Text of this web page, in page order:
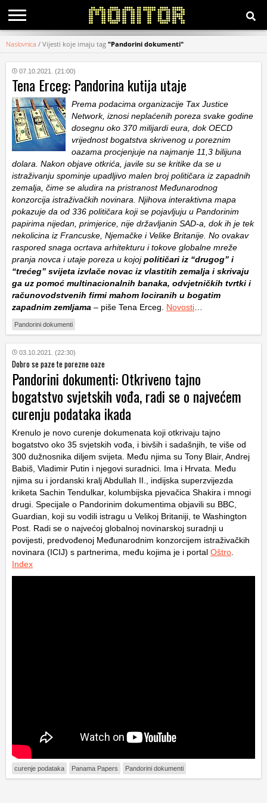
KATEGORIJE
HRVATSKI
WEB
Naslovnica / Vijesti koje imaju tag "Pandorini dokumenti"
07.10.2021. (21:00)
Tena Erceg: Pandorina kutija utaje
Prema podacima organizacije Tax Justice
Network, iznosi neplaćenih poreza svake godine
dosegnu oko 370 milijardi eura, dok OECD
vrijednost bogatstva skrivenog u poreznim
oazama procjenjuje na najmanje 11,3 bilijuna
dolara. Nakon objave otkrića, javile su se kritike da se u
istraživanju spominje upadljivo malen broj političara iz zapadnih
zemalja, čime se aludira na pristranost Međunarodnog
konzorcija istraživačkih novinara. Njihova interaktivna mapa
pokazuje da od 336 političara koji se pojavljuju u Pandorinim
papirima nijedan, primjerice, nije državljanin SAD-a, dok ih je tek
nekolicina iz Francuske, Njemačke i Velike Britanije. No ovakav
raspored snaga ocrtava arhitekturu i tokove globalne mreže
pranja novca i utaje poreza u kojojpolitičari iz “drugog” i
“trećeg” svijeta izvlače novac iz vlastitih zemalja i skrivaju
ga uz pomoć multinacionalnih banaka, odvjetničkih tvrtki i
računovodstvenih firmi mahom lociranih u bogatim
zapadnim zemljama – piše Tena Erceg. Novosti
Pandorini dokumenti
03.10.2021. (22:30)
Dobro se paze te porezne oaze
Pandorini dokumenti: Otkriveno tajno
bogatstvo svjetskih vođa, radi se o najvećem
curenju podataka ikada
Krenulo je novo curenje dokumenata koji otkrivaju tajno
bogatstvo oko 35 svjetskih vođa, i bivših i sadašnjih, te više od
300 dužnosnika diljem svijeta. Među njima su Tony Blair, Andrej
Babiš, Vladimir Putin i njegovi suradnici. Ima i Hrvata. Među
njima su i jordanski kralj Abdullah II., indijska superzvijezda
kriketa Sachin Tendulkar, kolumbijska pjevačica Shakira i mnogi
drugi. Specijale o Pandorinim dokumentima objavili su BBC,
Guardian, koji su vodili istragu u Velikoj Britaniji, te Washington
Post. Radi se o najvećoj globalnoj novinarskoj suradnji u
povijesti, predvođenoj Međunarodnim konzorcijem istraživačkih
novinara (ICIJ) s partnerima, među kojima je i portal Oštro
Index
curenje podataka Panama Papers Pandorini dokumenti